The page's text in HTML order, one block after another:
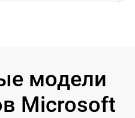
модели
Microsoft